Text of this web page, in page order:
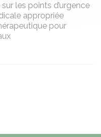
les points d’urgence
appropriée
pour